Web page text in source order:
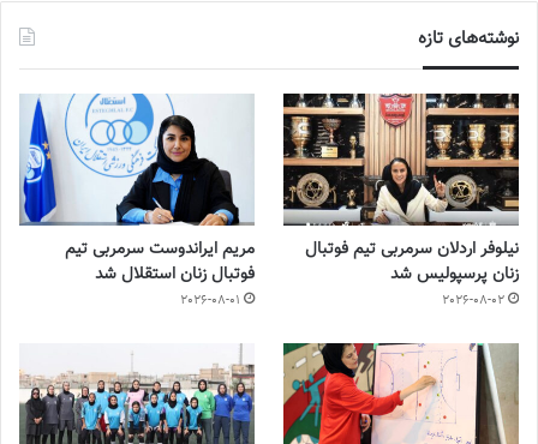
نوشته‌های تازه
نیلوفر اردلان سرمربی تیم فوتبال
زنان پرسپولیس شد
2026-08-02
مریم ایراندوست سرمربی تیم
فوتبال زنان استقلال شد
2026-08-01